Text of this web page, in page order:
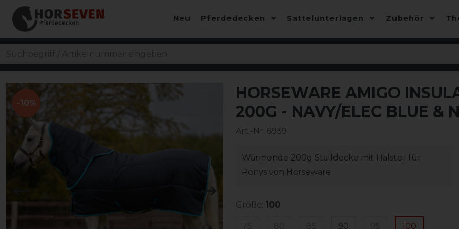
Neu Pferdedecken Sattelunterlagen Zubehör
-10%
HORSEWARE AMIGO
200G - NAVY/ELEC BLUE &
Art.-Nr: 6939
Wärmende 200g Stalldecke mit Halsteil für
Ponys von Horseware
Größe: 100
90 100